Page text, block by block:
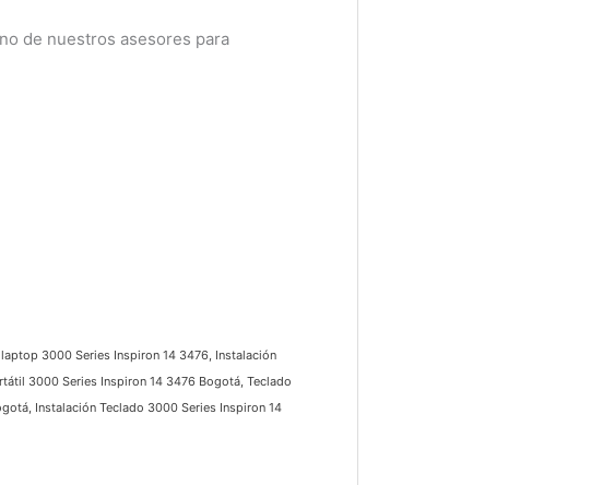
de nuestros asesores para
3000 Series Inspiron 14 3476, Instalación
3000 Series Inspiron 14 3476 Bogotá, Teclado
Instalación Teclado 3000 Series Inspiron 14